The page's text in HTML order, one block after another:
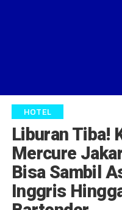
HOTEL
Liburan Tiba!
Mercure
Bisa Sambil
Inggris